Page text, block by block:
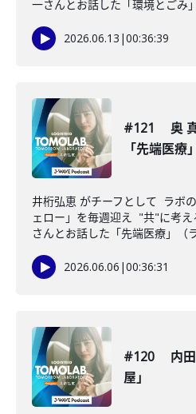
一さんとお話した「環境とごみ
2026.06.13 |00:36:39
#121 奥 真
「先端医療」
井桁弘恵 がチーフとして ラボ
ェロー」を毎週迎え "共"に考
さんとお話した「先端医療」（
2026.06.06 |00:36:31
#120 内田
屋」